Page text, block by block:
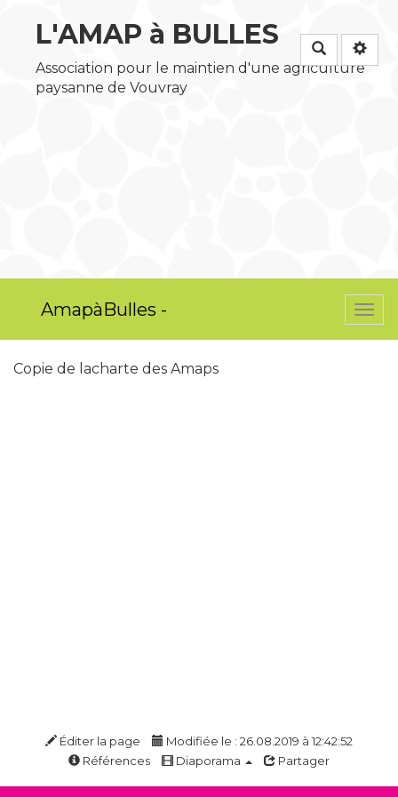
Rechercher
L'AMAP à BULLES
Association pour le maintien d'une agriculture
paysanne de Vouvray
AmapàBulles -
Copie de lacharte des Amaps
Éditer la page
Modifiée le : 26.08.2019 à 12:42:52
Références
Diaporama Partager